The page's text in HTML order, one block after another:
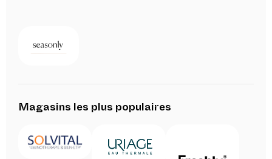
Magasins les plus populaires